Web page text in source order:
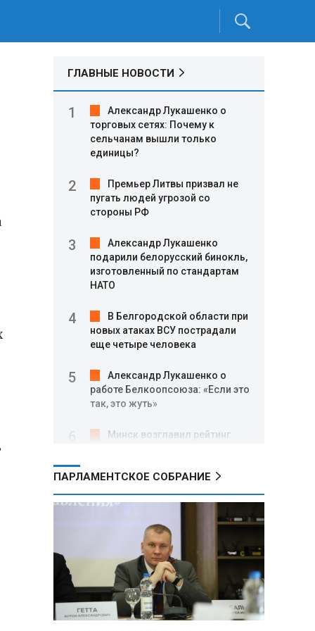
ГЛАВНЫЕ НОВОСТИ
Александр Лукашенко о
торговых сетях: Почему к
сельчанам вышли только
единицы?
Премьер Литвы призвал не
пугать людей угрозой со
стороны РФ
Александр Лукашенко
подарили белорусский бинокль,
изготовленный по стандартам
НАТО
В Белгородской области при
новых атаках ВСУ пострадали
еще четыре человека
Александр Лукашенко о
работе Белкоопсоюза: «Если это
так, это жуть»
Минск возглавил рейтинг
Минобороны РФ: при
освобождении Анискино ВСУ
понесли большие потери, часть
военных сдалась в плен
Александр Лукашенко:
Россияне «услышали батьку» и
скупают пустующие дома в
белорусских деревнях
ПАРЛАМЕНТСКОЕ СОБРАНИЕ